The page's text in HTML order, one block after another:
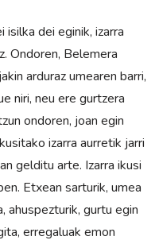
dei eginik, izarra
Ondoren, Belemera
arduraz umearen barri,
niri, neu ere gurtzera
ondoren, joan egin
izarra aurretik jarri
gelditu arte. Izarra ikusi
Etxean sarturik, umea
ahuspezturik, gurtu egin
erregaluak emon